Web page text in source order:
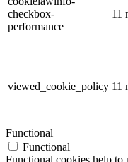
checkbox-
performance
11
viewed_cookie_policy 11
Functional
Functional
Functional cookies help